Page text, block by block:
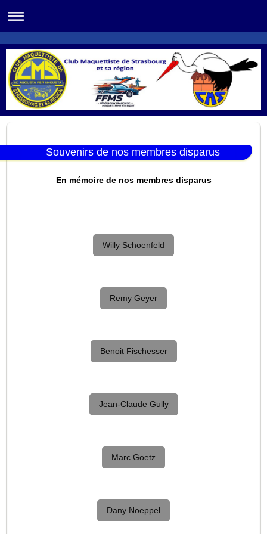
Souvenirs de nos membres disparus
En mémoire de nos membres disparus
Willy Schoenfeld
Remy Geyer
Benoit Fischesser
Jean-Claude Gully
Marc Goetz
Dany Noeppel